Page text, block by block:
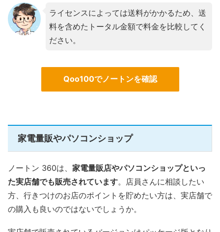
ライセンスによっては送料がかかるため、送
料を含めたトータル金額で料金を比較してく
ださい。
Qoo100でノートンを確認
家電量販やパソコンショップ
ノートン 360は、 家電量販店やパソコンショップといっ
た実店舗でも販売されています。店員さんに相談したい
方、行きつけのお店のポイントを貯めたい方は、実店舗で
の購入も良いのではないでしょうか。